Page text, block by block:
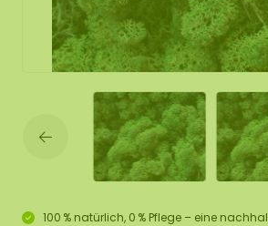
100 % natürlich, 0 % Pflege – eine